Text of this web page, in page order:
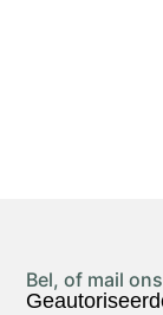
Bel, of mail ons